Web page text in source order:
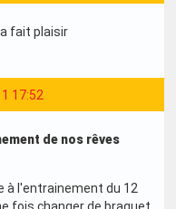
fait plaisir
17:52
de nos rêves
à l'entrainement du 12